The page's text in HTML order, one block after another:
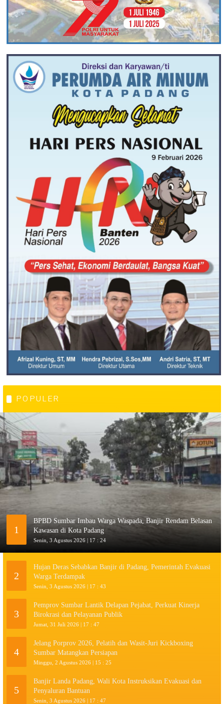
POPULER
1
BPBD Sumbar Imbau Warga Waspada, Banjir Rendam Belasan
Kawasan di Kota Padang
Senin, 3 Agustus 2026 | 17 : 24
2
Hujan Deras Sebabkan Banjir di Padang, Pemerintah Evakuasi
Warga Terdampak
Senin, 3 Agustus 2026 | 17 : 43
3
Pemprov Sumbar Lantik Delapan Pejabat, Perkuat Kinerja
Birokrasi dan Pelayanan Publik
Jumat, 31 Juli 2026 | 17 : 47
4
Jelang Porprov 2026, Pelatih dan Wasit-Juri Kickboxing
Sumbar Matangkan Persiapan
Minggu, 2 Agustus 2026 | 15 : 25
5
Banjir Landa Padang, Wali Kota Instruksikan Evakuasi dan
Penyaluran Bantuan
Senin, 3 Agustus 2026 | 17 : 47